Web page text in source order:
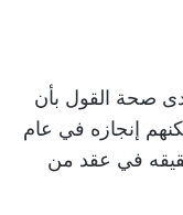
صحة القول بأن
إنجازه في عام
في عقد من